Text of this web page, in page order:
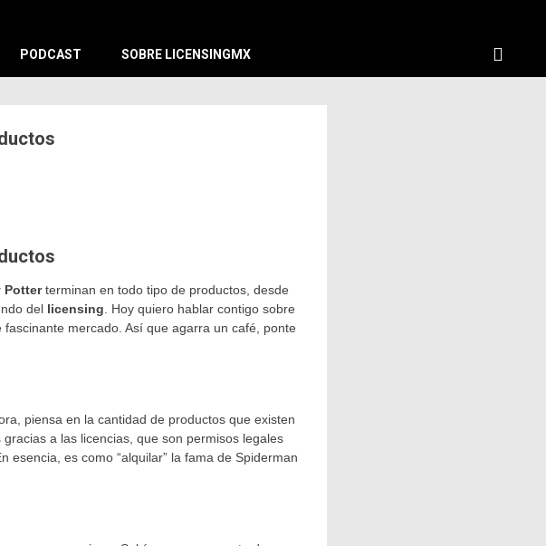
PODCAST SOBRE LICENSINGMX
Potterterminan en todo tipo de productos, desde
del licensing . Hoy quiero hablar contigo sobre
mercado. Así que agarra un café, ponte
piensa en la cantidad de productos que existen
a las licencias, que son permisos legales
es como “alquilar” la fama de Spiderman